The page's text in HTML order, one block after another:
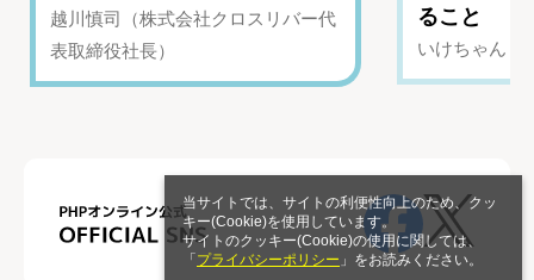
当サイトでは、サイトの利便性向上のため、クッ
キー(Cookie)を使用しています。
サイトのクッキー(Cookie)の使用に関しては、
「 プライバシーポリシー 」をお読みください。
越川慎司（株式会社クロスリバー代
表取締役社長）
ること
いけちゃん（